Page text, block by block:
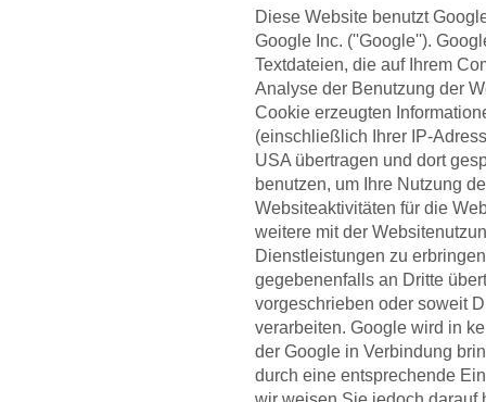
Diese Website benutzt
Google Inc. (''Google'').
Textdateien, die auf Ihrem
Analyse der Benutzung der
Cookie erzeugten
(einschließlich Ihrer IP-
USA übertragen und dort
benutzen, um Ihre Nutzung
Websiteaktivitäten für die
weitere mit der
Dienstleistungen zu
gegebenenfalls an Dritte
vorgeschrieben oder soweit
verarbeiten. Google wird in
der Google in Verbindung
durch eine entsprechende